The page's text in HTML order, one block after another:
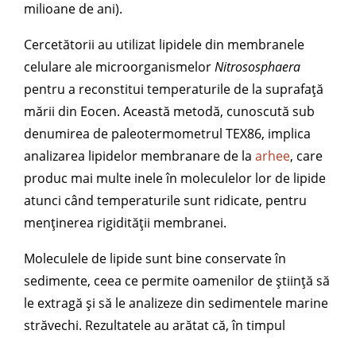
milioane de ani).
Cercetătorii au utilizat lipidele din membranele
celulare ale microorganismelorNitrososphaera
pentru a reconstitui temperaturile de la suprafață
mării din Eocen. Această metodă, cunoscută sub
denumirea de paleotermometrul TEX86, implica
analizarea lipidelor membranare de la arhee, care
produc mai multe inele în moleculelor lor de lipide
atunci când temperaturile sunt ridicate, pentru
menținerea rigidității membranei.
Moleculele de lipide sunt bine conservate în
sedimente, ceea ce permite oamenilor de știință să
le extragă și să le analizeze din sedimentele marine
străvechi. Rezultatele au arătat că, în timpul